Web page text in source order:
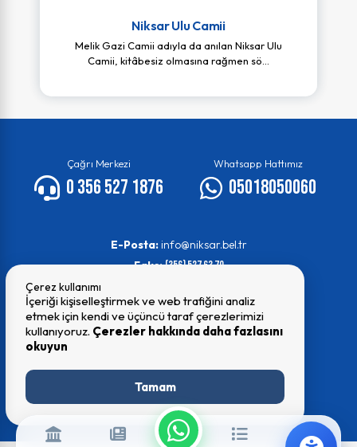
Satış İhalesi
30 Nisan 2026
Maha...
29 Nisan 2026
Niksar Ulu Camii
Melik Gazi Camii adıyla da anılan Niksar Ulu
Camii, kitâbesiz olmasına rağmen sö...
Çağrı Merkezi
0 356 527 1876
Whatsapp Hattımız
05018050060
E-Posta: info@niksar.bel.tr
Faks:(356) 527 63 70
Niksar Belediyesi
Çerez kullanımı
İçeriği kişiselleştirmek ve web trafiğini analiz
etmek için kendi ve üçüncü taraf çerezlerimizi
kullanıyoruz. Çerezler hakkında daha fazlasını
okuyun
Tamam